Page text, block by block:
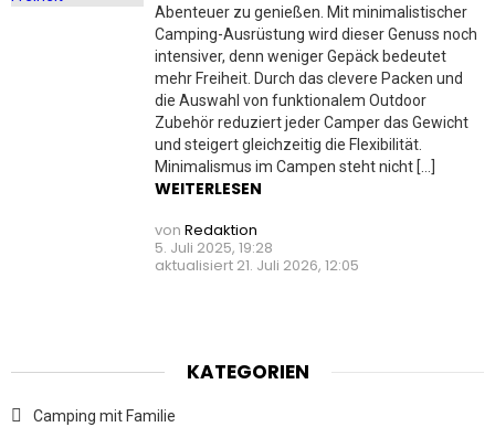
Abenteuer zu genießen. Mit minimalistischer
Camping-Ausrüstung wird dieser Genuss noch
intensiver, denn weniger Gepäck bedeutet
mehr Freiheit. Durch das clevere Packen und
die Auswahl von funktionalem Outdoor
Zubehör reduziert jeder Camper das Gewicht
und steigert gleichzeitig die Flexibilität.
Minimalismus im Campen steht nicht […]
WEITERLESEN
von Redaktion
5. Juli 2025, 19:28
aktualisiert 21. Juli 2026, 12:05
KATEGORIEN
Camping mit Familie